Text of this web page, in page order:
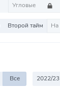
Угловые
Второй тайм
Все 2022/23